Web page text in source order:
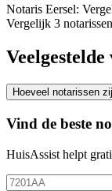
Notaris Eersel:
Vergelijk 3
Hoeveel notarissen
Vind de beste
HuisAssist helpt